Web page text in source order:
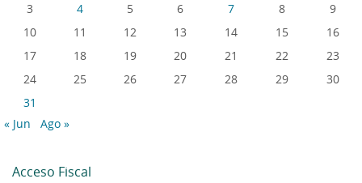
3
4 5 6 7 8
9
10
11 12 13 14 15
16
17
18 19 20 21 22
23
24
25 26 27 28 29
30
31
« Jun
Ago »
Acceso Fiscal